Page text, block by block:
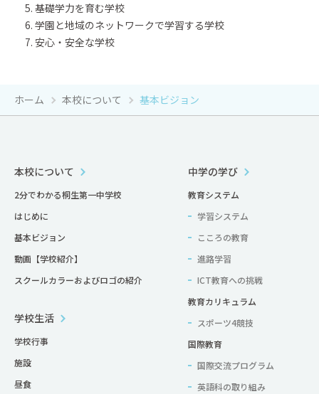
基礎学力を育む学校
学園と地域のネットワークで学習する学校
安心・安全な学校
ホーム 本校について 基本ビジョン
本校について
2分でわかる桐生第一中学校
はじめに
基本ビジョン
動画【学校紹介】
スクールカラーおよびロゴの紹介
中学の学び
教育システム
学習システム
こころの教育
進路学習
ICT教育への挑戦
教育カリキュラム
スポーツ4競技
国際教育
国際交流プログラム
英語科の取り組み
学校生活
学校行事
施設
昼食